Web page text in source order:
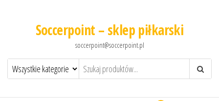
Soccerpoint – sklep piłkarski
soccerpoint@soccerpoint.pl